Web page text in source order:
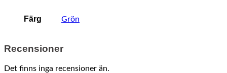
Färg Grön
Recensioner
Det finns inga recensioner än.